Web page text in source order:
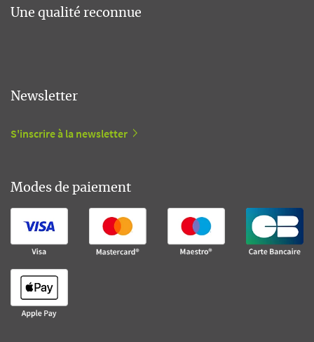
Une qualité reconnue
Newsletter
S'inscrire à la newsletter
Modes de paiement